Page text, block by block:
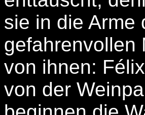
sie in die Arme
gefahrenvollen
von ihnen:
von der